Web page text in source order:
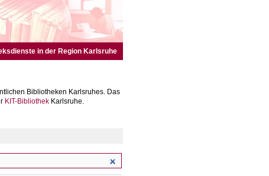
in der Region Karlsruhe
Bibliotheken Karlsruhes. Das
KIT-Bibliothek Karlsruhe.